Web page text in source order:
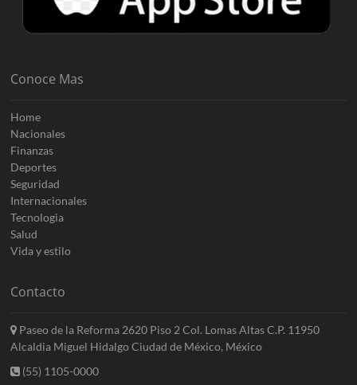
Conoce Mas
Home
Nacionales
Finanzas
Deportes
Seguridad
Internacionales
Tecnologia
Salud
Vida y estilo
Contacto
Paseo de la Reforma 2620 Piso 2 Col. Lomas Altas C.P. 11950
Alcaldia Miguel Hidalgo Ciudad de México, México
(55) 1105-0000